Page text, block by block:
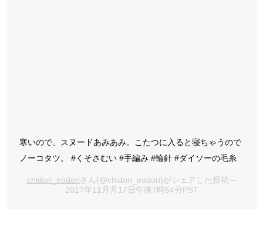
寒いので、スヌードあみあみ。こたつに入ると寝ちゃうので
ノーコタツ。 #くそさむい #手編み #輪針 #ダイソーの毛糸
chidori_irodoriさん(@chidori_irodori)がシェアした投稿 –
2017年11月月17日午後7時54分PST